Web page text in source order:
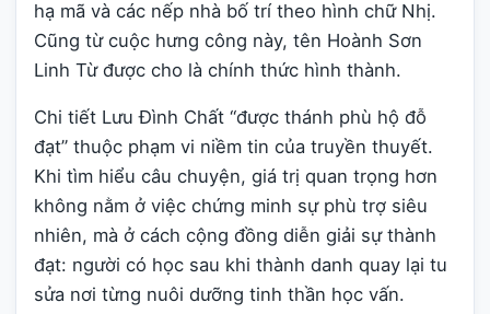
hạ mã và các nếp nhà bố trí theo hình chữ Nhị.
Cũng từ cuộc hưng công này, tên Hoành Sơn
Linh Từ được cho là chính thức hình thành.
Chi tiết Lưu Đình Chất “được thánh phù hộ đỗ
đạt” thuộc phạm vi niềm tin của truyền thuyết.
Khi tìm hiểu câu chuyện, giá trị quan trọng hơn
không nằm ở việc chứng minh sự phù trợ siêu
nhiên, mà ở cách cộng đồng diễn giải sự thành
đạt: người có học sau khi thành danh quay lại tu
sửa nơi từng nuôi dưỡng tinh thần học vấn.